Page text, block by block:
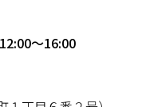
～16:00